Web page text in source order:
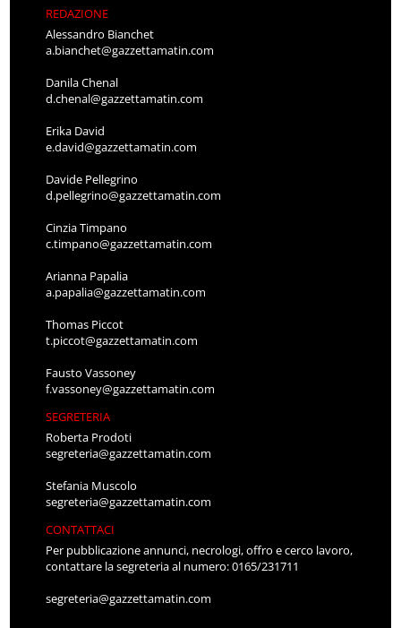
REDAZIONE
Alessandro Bianchet
a.bianchet@gazzettamatin.com
Danila Chenal
d.chenal@gazzettamatin.com
Erika David
e.david@gazzettamatin.com
Davide Pellegrino
d.pellegrino@gazzettamatin.com
Cinzia Timpano
c.timpano@gazzettamatin.com
Arianna Papalia
a.papalia@gazzettamatin.com
Thomas Piccot
t.piccot@gazzettamatin.com
Fausto Vassoney
f.vassoney@gazzettamatin.com
SEGRETERIA
Roberta Prodoti
segreteria@gazzettamatin.com
Stefania Muscolo
segreteria@gazzettamatin.com
CONTATTACI
Per pubblicazione annunci, necrologi, offro e cerco lavoro,
contattare la segreteria al numero: 0165/231711
segreteria@gazzettamatin.com